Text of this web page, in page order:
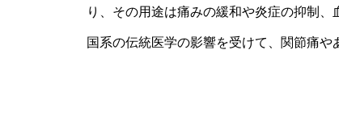
り、その用途は痛みの緩和や炎症の抑制
国系の伝統医学の影響を受けて、関節痛や